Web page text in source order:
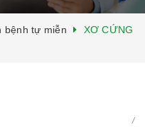
bệnh tự miễn
XƠ CỨNG